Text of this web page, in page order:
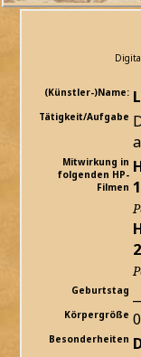
(Künstler-)Name:
Tätigkeit/Aufgabe
Mitwirkung in
folgenden HP-
Filmen 1
2
Geburtstag
Körpergröße
Besonderheiten